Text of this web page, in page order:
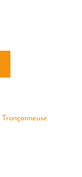
Tronçonneuse